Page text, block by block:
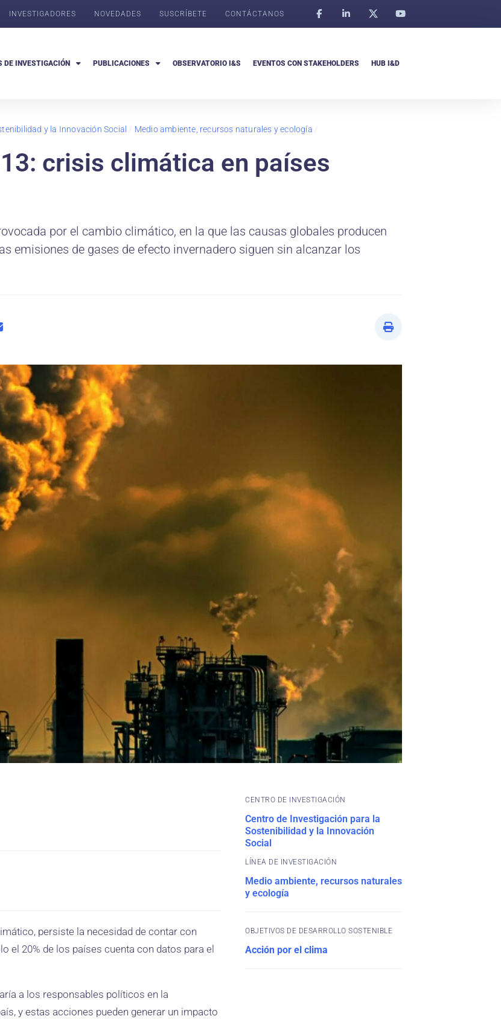
INVESTIGADORES NOVEDADES SUSCRÍBETE CONTÁCTANOS
DE INVESTIGACIÓN PUBLICACIONES OBSERVATORIO I&S EVENTOS CON STAKEHOLDERS HUB I&D
y la Innovación Social / Medio ambiente, recursos naturales y ecología /
crisis climática en países
por el cambio climático, en la que las causas globales producen
emisiones de gases de efecto invernadero siguen sin alcanzar los
persiste la necesidad de contar con
el 20% de los países cuenta con datos para el
a los responsables políticos en la
y estas acciones pueden generar un impacto
CENTRO DE INVESTIGACIÓN
Centro de Investigación para la
Sostenibilidad y la Innovación
Social
Medio ambiente, recursos naturales
y ecología
OBJETIVOS DE DESARROLLO SOSTENIBLE
Acción por el clima